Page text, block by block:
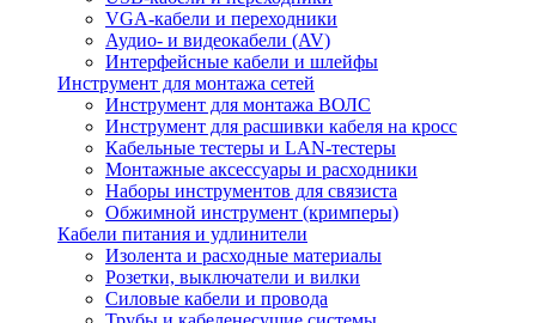
VGA-кабели и переходники
Аудио- и видеокабели (AV)
Интерфейсные кабели и шлейфы
Инструмент для монтажа сетей
Инструмент для монтажа ВОЛС
Инструмент для расшивки кабеля на кросс
Кабельные тестеры и LAN-тестеры
Монтажные аксессуары и расходники
Наборы инструментов для связиста
Обжимной инструмент (кримперы)
Кабели питания и удлинители
Изолента и расходные материалы
Розетки, выключатели и вилки
Силовые кабели и провода